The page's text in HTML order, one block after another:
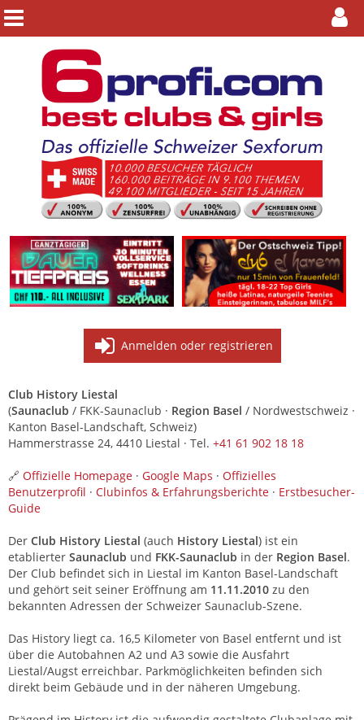
Anmelden oder registrieren
Club History Liestal
(Saunaclub / FKK-Saunaclub · Region Basel / Nordwestschweiz ·
Kanton Basel-Landschaft, Schweiz)
Hammerstrasse 24, 4410 Liestal · Tel. +41 61 902 18 18
🔗 Offizielle Homepage · Google Maps · Offizielles
Benutzerprofil · Clubinfos & Erfahrungsberichte · Erstbesucher-
Guide
Der Club History Liestal (auch History Liestal) ist ein
etablierter Saunaclub und FKK-Saunaclub in der Region Basel.
Der Club befindet sich in Liestal im Kanton Basel-Landschaft
und gehört seit seiner Eröffnung am 11.11.2010 zu den
bekannten Adressen der Schweizer Saunaclub-Szene.
Das History liegt ca. 16,5 Kilometer von Basel entfernt und ist
über die Autobahnen A2 und A3 sowie die Ausfahrt
Liestal/Augst erreichbar. Parkmöglichkeiten befinden sich
direkt beim Gebäude und in der näheren Umgebung.